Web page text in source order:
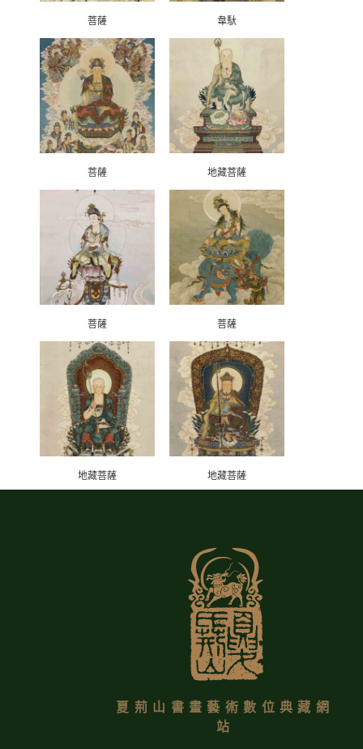
菩薩 韋馱
菩薩 地藏菩薩
菩薩 菩薩
地藏菩薩 地藏菩薩
夏荊山書畫藝術數位典藏網
站